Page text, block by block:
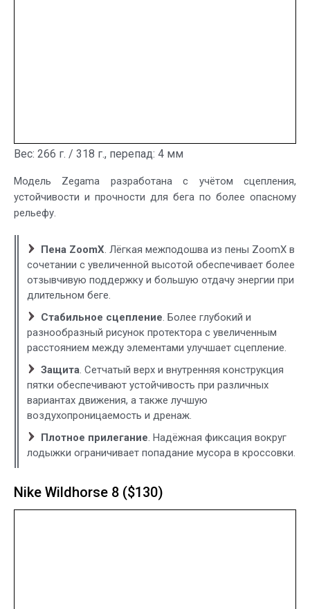
Вес: 266 г. / 318 г., перепад: 4 мм
Модель Zegama разработана с учётом сцепления,
устойчивости и прочности для бега по более опасному
рельефу.
Пена ZoomX. Лёгкая межподошва из пены ZoomX в
сочетании с увеличенной высотой обеспечивает более
отзывчивую поддержку и большую отдачу энергии при
длительном беге.
Стабильное сцепление. Более глубокий и
разнообразный рисунок протектора с увеличенным
расстоянием между элементами улучшает сцепление.
Защита. Сетчатый верх и внутренняя конструкция
пятки обеспечивают устойчивость при различных
вариантах движения, а также лучшую
воздухопроницаемость и дренаж.
Плотное прилегание. Надёжная фиксация вокруг
лодыжки ограничивает попадание мусора в кроссовки.
Nike Wildhorse 8 ($130)